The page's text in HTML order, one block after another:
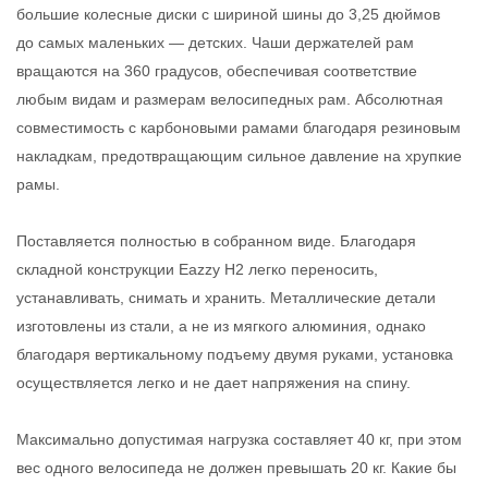
большие колесные диски c шириной шины до 3,25 дюймов
до самых маленьких — детских. Чаши держателей рам
вращаются на 360 градусов, обеспечивая соответствие
любым видам и размерам велосипедных рам. Абсолютная
совместимость с карбоновыми рамами благодаря резиновым
накладкам, предотвращающим сильное давление на хрупкие
рамы.
Поставляется полностью в собранном виде. Благодаря
складной конструкции Eazzy H2 легко переносить,
устанавливать, снимать и хранить. Металлические детали
изготовлены из стали, а не из мягкого алюминия, однако
благодаря вертикальному подъему двумя руками, установка
осуществляется легко и не дает напряжения на спину.
Максимально допустимая нагрузка составляет 40 кг, при этом
вес одного велосипеда не должен превышать 20 кг. Какие бы